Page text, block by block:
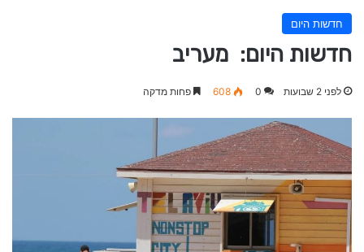
חדשות היום
חדשות היום: מעריב
לפני 2 שבועות 0
608 פחות מדקה